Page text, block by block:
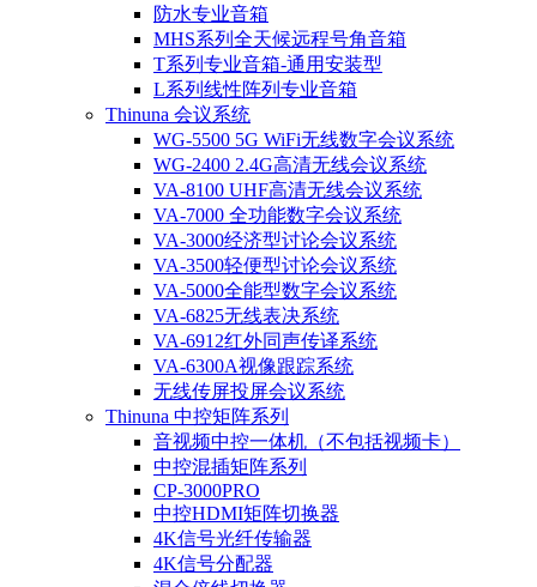
防水专业音箱
MHS系列全天候远程号角音箱
T系列专业音箱-通用安装型
L系列线性阵列专业音箱
Thinuna 会议系统
WG-5500 5G WiFi无线数字会议系统
WG-2400 2.4G高清无线会议系统
VA-8100 UHF高清无线会议系统
VA-7000 全功能数字会议系统
VA-3000经济型讨论会议系统
VA-3500轻便型讨论会议系统
VA-5000全能型数字会议系统
VA-6825无线表决系统
VA-6912红外同声传译系统
VA-6300A视像跟踪系统
无线传屏投屏会议系统
Thinuna 中控矩阵系列
音视频中控一体机（不包括视频卡）
中控混插矩阵系列
CP-3000PRO
中控HDMI矩阵切换器
4K信号光纤传输器
4K信号分配器